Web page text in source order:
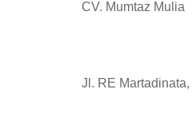
CV. Mumtaz Mulia
Jl. RE